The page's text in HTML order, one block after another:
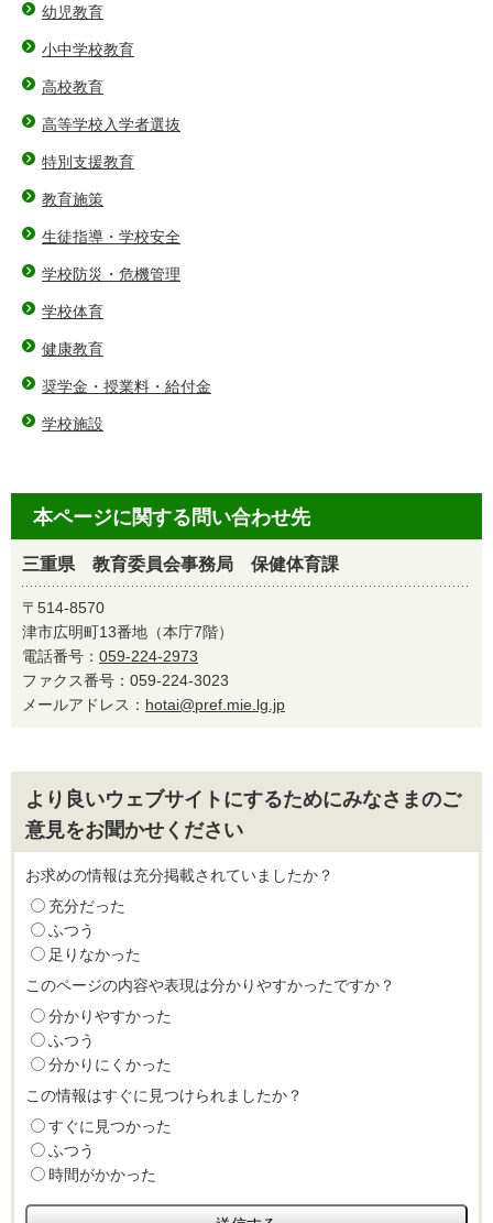
幼児教育
小中学校教育
高校教育
高等学校入学者選抜
特別支援教育
教育施策
生徒指導・学校安全
学校防災・危機管理
学校体育
健康教育
奨学金・授業料・給付金
学校施設
本ページに関する問い合わせ先
三重県 教育委員会事務局 保健体育課
〒514-8570
津市広明町13番地（本庁7階）
電話番号： 059-224-2973
ファクス番号：059-224-3023
メールアドレス： hotai@pref.mie.lg.jp
より良いウェブサイトにするためにみなさまのご
意見をお聞かせください
お求めの情報は充分掲載されていましたか？
充分だった
ふつう
足りなかった
このページの内容や表現は分かりやすかったですか？
分かりやすかった
ふつう
分かりにくかった
この情報はすぐに見つけられましたか？
すぐに見つかった
ふつう
時間がかかった